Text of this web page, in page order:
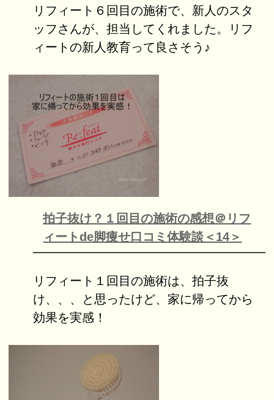
リフィート６回目の施術で、新人のスタ
ッフさんが、担当してくれました。リフ
ィートの新人教育って良さそう♪
拍子抜け？１回目の施術の感想＠リフ
ィートde脚痩せ口コミ体験談＜14＞
リフィート１回目の施術は、拍子抜
け、、、と思ったけど、家に帰ってから
効果を実感！